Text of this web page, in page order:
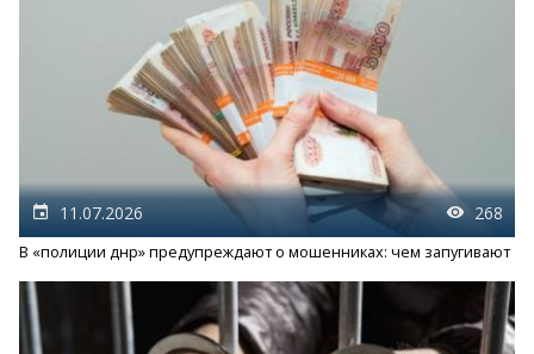
11.07.2026 268
В «полиции днр» предупреждают о мошенниках: чем запугивают